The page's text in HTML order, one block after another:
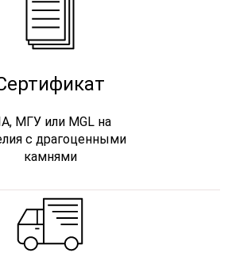
МГУ или MGL на
с драгоценными
камнями